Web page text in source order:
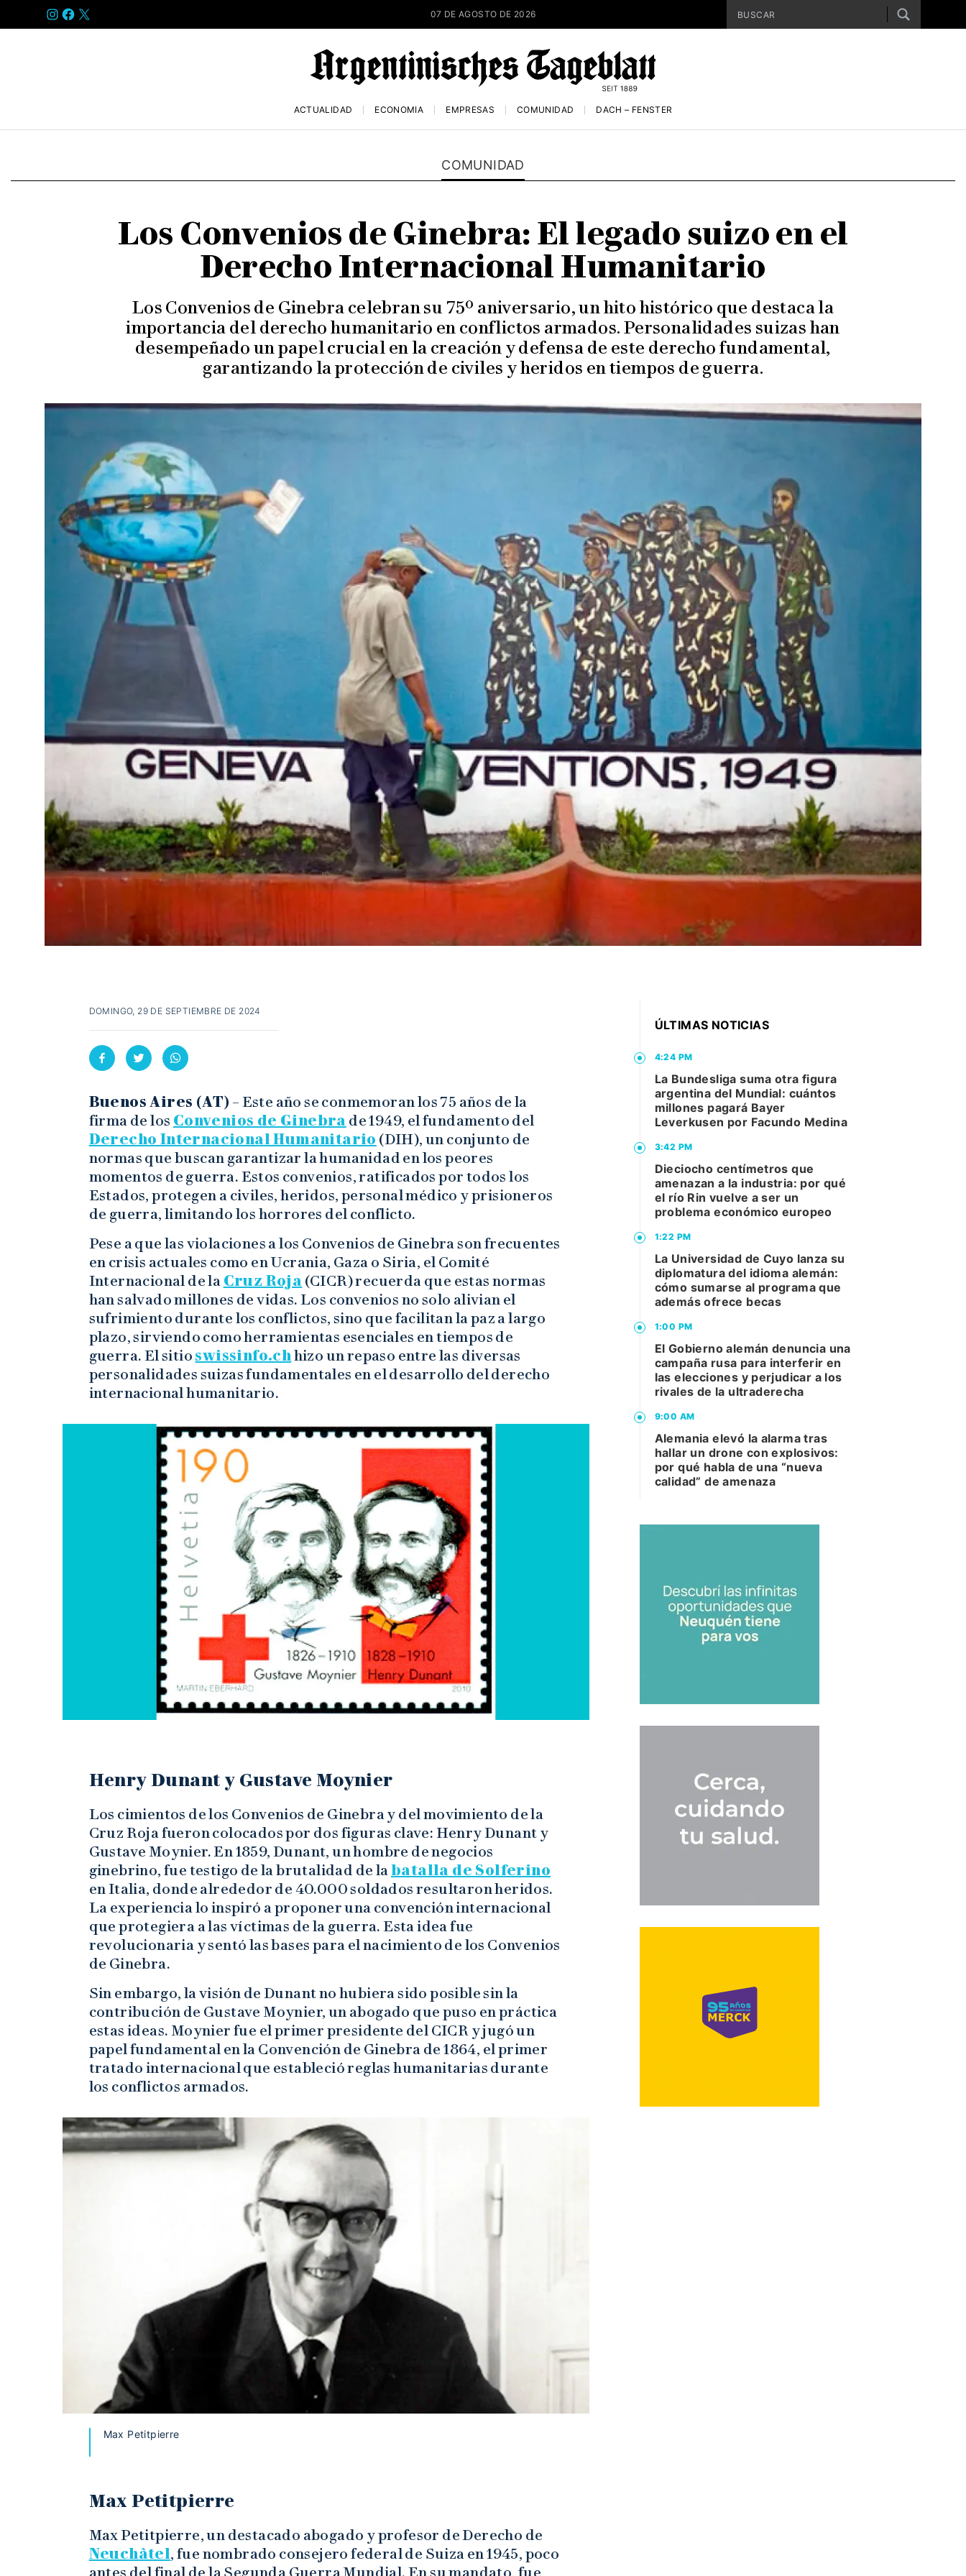
INSTAGRAM
FACEBOOK
X 07 DE AGOSTO DE 2026
ACTUALIDAD ECONOMÍA EMPRESAS COMUNIDAD DACH – FENSTER
COMUNIDAD
Los Convenios de Ginebra: El legado suizo en el
Derecho Internacional Humanitario
Los Convenios de Ginebra celebran su 75º aniversario, un hito histórico que destaca la
importancia del derecho humanitario en conflictos armados. Personalidades suizas han
desempeñado un papel crucial en la creación y defensa de este derecho fundamental,
garantizando la protección de civiles y heridos en tiempos de guerra.
DOMINGO, 29 DE SEPTIEMBRE DE 2024
Buenos Aires (AT) – Este año se conmemoran los 75 años de la
firma de los Convenios de Ginebra de 1949, el fundamento del
Derecho Internacional Humanitario (DIH), un conjunto de
normas que buscan garantizar la humanidad en los peores
momentos de guerra. Estos convenios, ratificados por todos los
Estados, protegen a civiles, heridos, personal médico y prisioneros
de guerra, limitando los horrores del conflicto.
Pese a que las violaciones a los Convenios de Ginebra son frecuentes
en crisis actuales como en Ucrania, Gaza o Siria, el Comité
Internacional de la Cruz Roja (CICR) recuerda que estas normas
han salvado millones de vidas. Los convenios no solo alivian el
sufrimiento durante los conflictos, sino que facilitan la paz a largo
plazo, sirviendo como herramientas esenciales en tiempos de
guerra. El sitio swissinfo.chhizo un repaso entre las diversas
personalidades suizas fundamentales en el desarrollo del derecho
internacional humanitario.
Henry Dunant y Gustave Moynier
Los cimientos de los Convenios de Ginebra y del movimiento de la
Cruz Roja fueron colocados por dos figuras clave: Henry Dunant y
Gustave Moynier. En 1859, Dunant, un hombre de negocios
ginebrino, fue testigo de la brutalidad de labatalla de Solferino
en Italia, donde alrededor de 40.000 soldados resultaron heridos.
La experiencia lo inspiró a proponer una convención internacional
que protegiera a las víctimas de la guerra. Esta idea fue
revolucionaria y sentó las bases para el nacimiento de los Convenios
de Ginebra.
Sin embargo, la visión de Dunant no hubiera sido posible sin la
contribución de Gustave Moynier, un abogado que puso en práctica
estas ideas. Moynier fue el primer presidente del CICR y jugó un
papel fundamental en la Convención de Ginebra de 1864, el primer
tratado internacional que estableció reglas humanitarias durante
los conflictos armados.
Max Petitpierre
Max Petitpierre
Max Petitpierre, un destacado abogado y profesor de Derecho de
Neuchâtel, fue nombrado consejero federal de Suiza en 1945, poco
ÚLTIMAS NOTICIAS
4:24 PM
La Bundesliga suma otra figura
argentina del Mundial: cuántos
millones pagará Bayer
Leverkusen por Facundo Medina
3:42 PM
Dieciocho centímetros que
amenazan a la industria: por qué
el río Rin vuelve a ser un
problema económico europeo
1:22 PM
La Universidad de Cuyo lanza su
diplomatura del idioma alemán:
cómo sumarse al programa que
además ofrece becas
1:00 PM
El Gobierno alemán denuncia una
campaña rusa para interferir en
las elecciones y perjudicar a los
rivales de la ultraderecha
9:00 AM
Alemania elevó la alarma tras
hallar un drone con explosivos:
por qué habla de una “nueva
calidad” de amenaza